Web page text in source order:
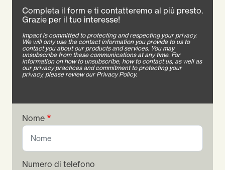
Completa il form e ti contatteremo al più presto.
Grazie per il tuo interesse!
Impact is committed to protecting and respecting your privacy.
We will only use the contact information you provide to us to
contact you about our products and services. You may
unsubscribe from these communications at any time. For
information on how to unsubscribe, how to contact us, as well as
our privacy practices and commitment to protecting your
privacy, please review our Privacy Policy.
Nome
Numero di telefono